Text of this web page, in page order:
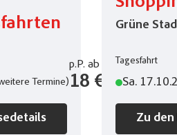
Termine)
p.P. ab
18 €
Grüne
Tagesfahrt
Sa.
Zu